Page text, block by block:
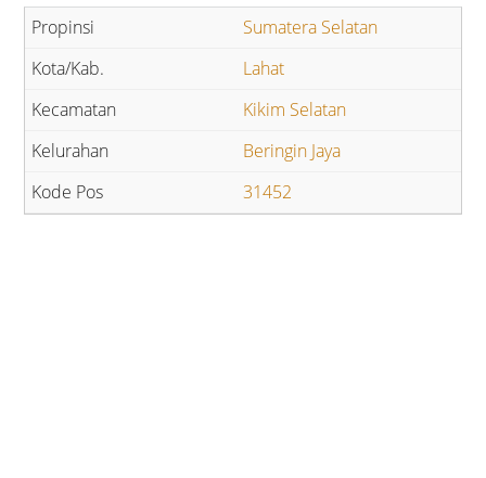
Sumatera Selatan
Lahat
Kikim Selatan
Beringin Jaya
31452